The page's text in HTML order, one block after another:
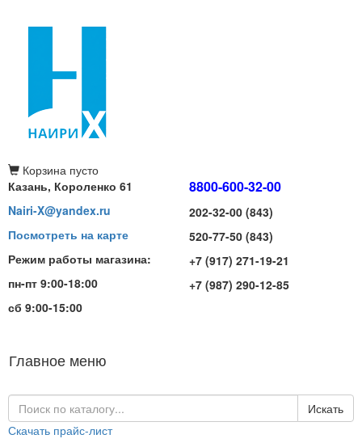
Корзина пусто
Казань, Короленко 61
Nairi-X@yandex.ru
Посмотреть на карте
Режим работы магазина:
пн-пт 9:00-18:00
сб 9:00-15:00
8800-600-32-00
202-32-00 (843)
520-77-50 (843)
+7 (917) 271-19-21
+7 (987) 290-12-85
Главное меню
Искать
Скачать прайс-лист